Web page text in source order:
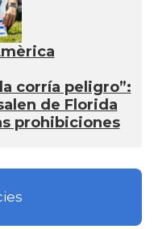
corría peligro”:
de Florida
prohibiciones